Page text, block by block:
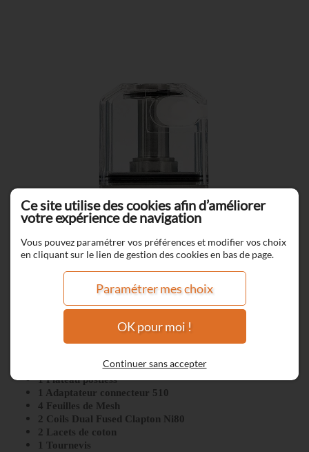
Meson AIO Boro Tank - SteamCrave
1 Meson AIO Boro Tank
1 Plateau Mesh (pré-installé )
1 Plateau postless
1 Adaptateur connecteur 510
4 Feuilles de Mesh
2 Coils Dual Fused Clapton Ni80
2 Lacets de coton
1 Tournevis
Ce site utilise des cookies afin d’améliorer
votre expérience de navigation
Vous pouvez paramétrer vos préférences et modifier vos choix
en cliquant sur le lien de gestion des cookies en bas de page.
Paramétrer mes choix
OK pour moi !
Continuer sans accepter